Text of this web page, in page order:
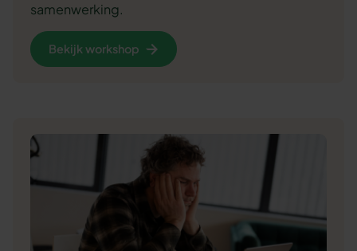
samenwerking.
Bekijk workshop